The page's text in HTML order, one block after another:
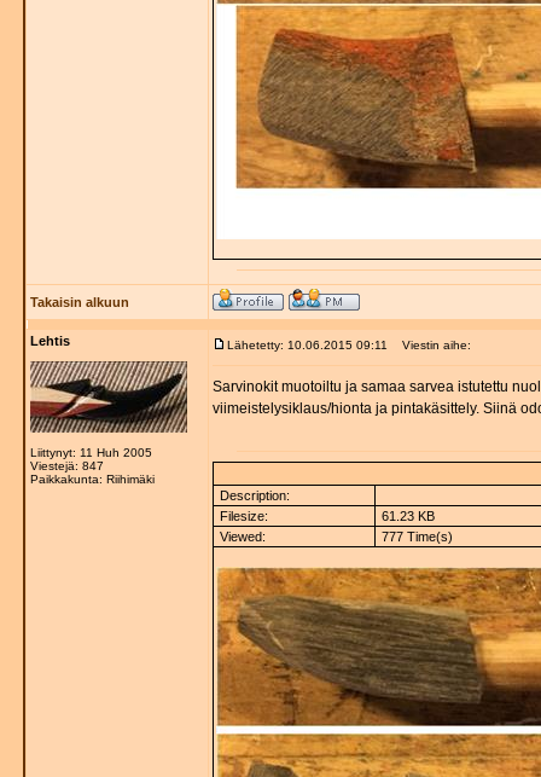
Takaisin alkuun
Lehtis
Liittynyt: 11 Huh 2005
Viestejä: 847
Paikkakunta: Riihimäki
Lähetetty: 10.06.2015 09:11 Viestin aihe:
Sarvinokit muotoiltu ja samaa sarvea istutettu
viimeistelysiklaus/hionta ja pintakäsittely. Siinä
Description:
Filesize:
61.23 KB
Viewed:
777 Time(s)